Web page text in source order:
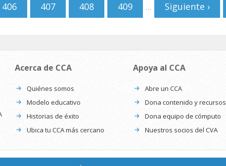
406 407 408 409 … Siguiente ›
Acerca de CCA
Quiénes somos
Modelo educativo
Historias de éxito
Ubica tu CCA más cercano
Apoya al CCA
Abre un CCA
Dona contenido y recursos
Dona equipo de cómputo
Nuestros socios del CVA